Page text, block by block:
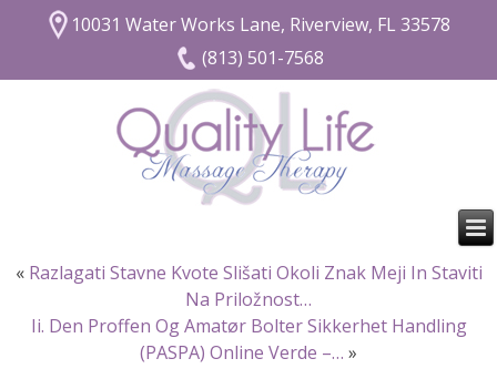
10031 Water Works Lane, Riverview, FL 33578
(813) 501-7568
« Razlagati Stavne Kvote Slišati Okoli Znak Meji In Staviti
Na Priložnost…
Ii. Den Proffen Og Amatør Bolter Sikkerhet Handling
(PASPA) Online Verde –… »